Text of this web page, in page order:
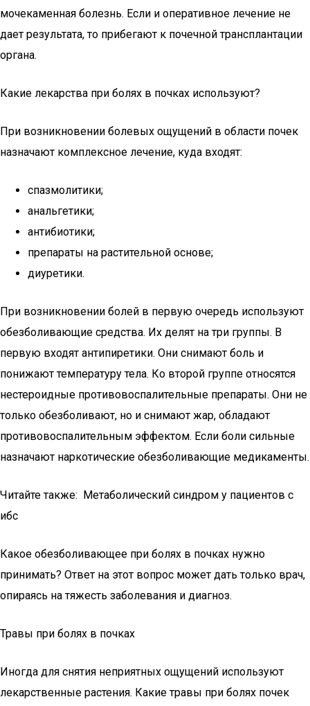
мочекаменная болезнь. Если и оперативное лечение не
дает результата, то прибегают к почечной трансплантации
органа.
Какие лекарства при болях в почках используют?
При возникновении болевых ощущений в области почек
назначают комплексное лечение, куда входят:
спазмолитики;
анальгетики;
антибиотики;
препараты на растительной основе;
диуретики.
При возникновении болей в первую очередь используют
обезболивающие средства. Их делят на три группы. В
первую входят антипиретики. Они снимают боль и
понижают температуру тела. Ко второй группе относятся
нестероидные противовоспалительные препараты. Они не
только обезболивают, но и снимают жар, обладают
противовоспалительным эффектом. Если боли сильные
назначают наркотические обезболивающие медикаменты.
Читайте также: Метаболический синдром у пациентов с
ибс
Какое обезболивающее при болях в почках нужно
принимать? Ответ на этот вопрос может дать только врач,
опираясь на тяжесть заболевания и диагноз.
Травы при болях в почках
Иногда для снятия неприятных ощущений используют
лекарственные растения. Какие травы при болях почек